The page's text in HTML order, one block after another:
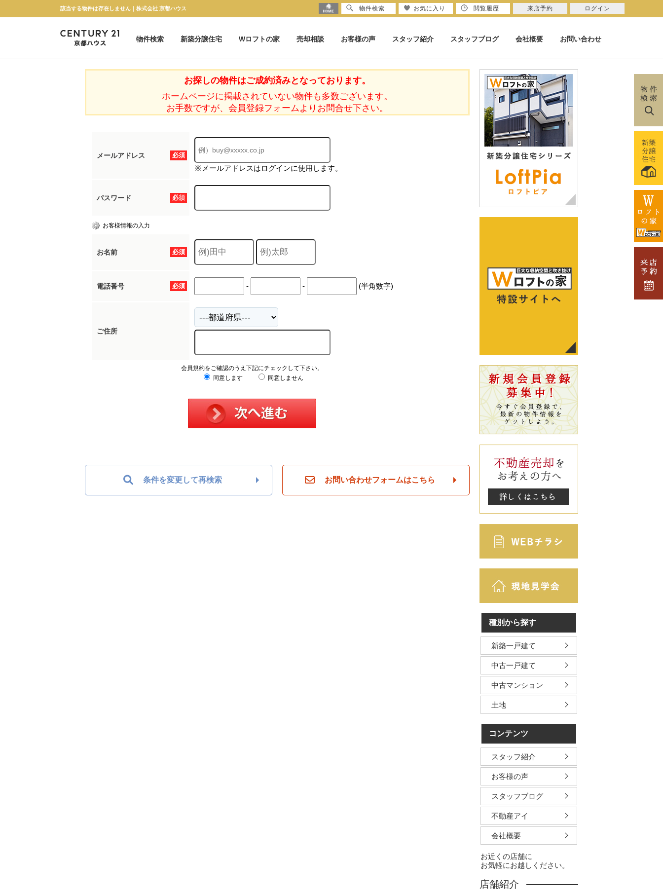
該当する物件は存在しません｜株式会社 京都ハウス
物件検索
新築分譲住宅 Wロフトの家 売却相談 お客様の声 スタッフ紹介 スタッフブログ 会社概要 お問い合わせ
お探しの物件はご成約済みとなっております。
ホームページに掲載されていない物件も多数ございます。
お手数ですが、会員登録フォームよりお問合せ下さい。
必須
メールアドレス
※メールアドレスはログインに使用します。
必須
パスワード
お客様情報の入力
必須
お名前
必須
電話番号 - - (半角数字)
ご住所
会員規約をご確認のうえ下記にチェックして下さい。
同意します
同意しません
条件を変更して再検索 お問い合わせフォームはこちら
種別から探す
新築一戸建て
中古一戸建て
中古マンション
土地
コンテンツ
スタッフ紹介
お客様の声
スタッフブログ
不動産アイ
会社概要
お近くの店舗に
お気軽にお越しください。
店舗紹介
物件検索 お気に入り 閲覧履歴 来店予約 ログイン